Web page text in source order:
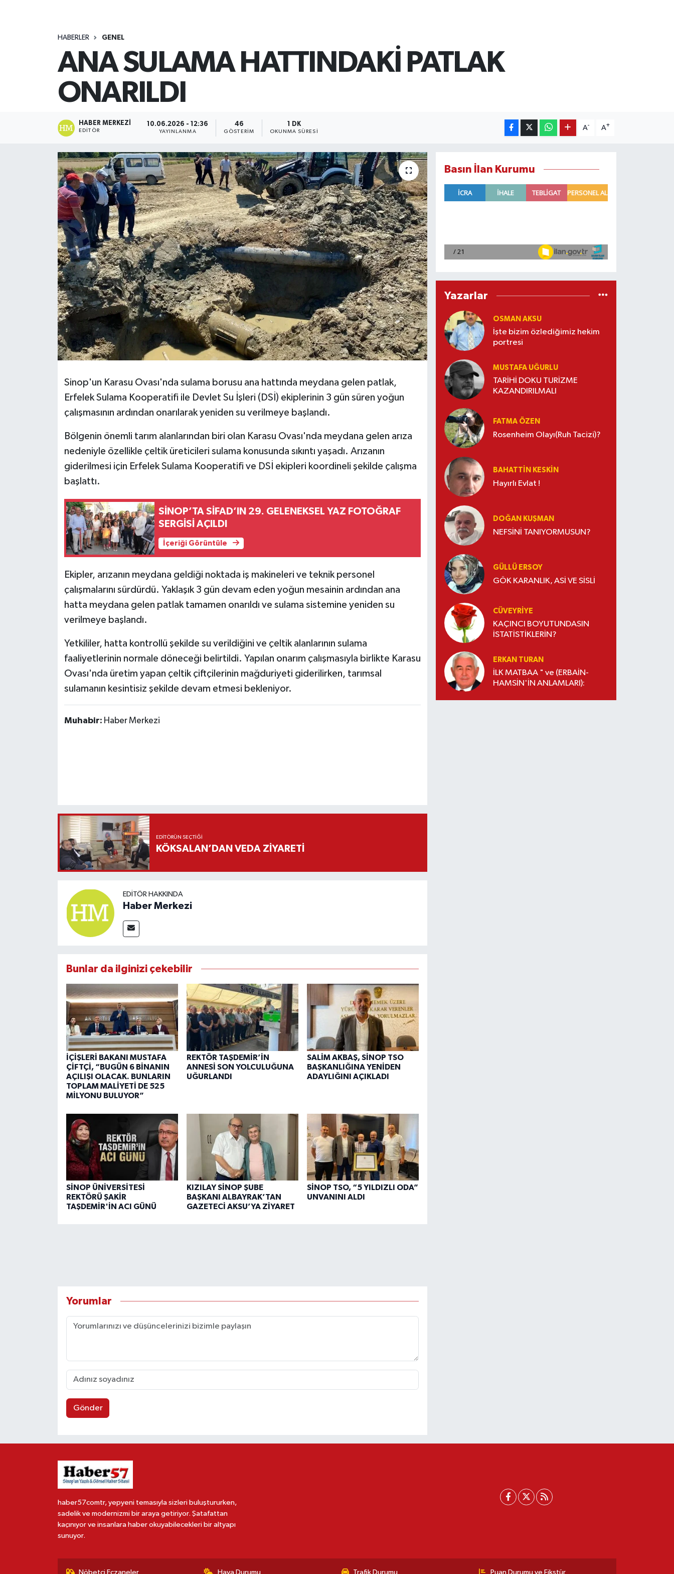
HABERLER GENEL
ANA SULAMA HATTINDAKİ PATLAK
ONARILDI
HABER MERKEZI
EDITÖR
10.06.2026 - 12:36
YAYINLANMA
46
GÖSTERIM
1 DK
OKUNMA SÜRESI
A- A+
Sinop'un Karasu Ovası'nda sulama borusu ana hattında meydana gelen patlak,
Erfelek Sulama Kooperatifi ile Devlet Su İşleri (DSİ) ekiplerinin 3 gün süren yoğun
çalışmasının ardından onarılarak yeniden su verilmeye başlandı.
Bölgenin önemli tarım alanlarından biri olan Karasu Ovası'nda meydana gelen arıza
nedeniyle özellikle çeltik üreticileri sulama konusunda sıkıntı yaşadı. Arızanın
giderilmesi için Erfelek Sulama Kooperatifi ve DSİ ekipleri koordineli şekilde çalışma
başlattı.
SİNOP’TA SİFAD’IN 29. GELENEKSEL YAZ FOTOĞRAF
SERGİSİ AÇILDI
İçeriği Görüntüle
Ekipler, arızanın meydana geldiği noktada iş makineleri ve teknik personel
çalışmalarını sürdürdü. Yaklaşık 3 gün devam eden yoğun mesainin ardından ana
hatta meydana gelen patlak tamamen onarıldı ve sulama sistemine yeniden su
verilmeye başlandı.
Yetkililer, hatta kontrollü şekilde su verildiğini ve çeltik alanlarının sulama
faaliyetlerinin normale döneceği belirtildi. Yapılan onarım çalışmasıyla birlikte Karasu
Ovası'nda üretim yapan çeltik çiftçilerinin mağduriyeti giderilirken, tarımsal
sulamanın kesintisiz şekilde devam etmesi bekleniyor.
Muhabir: Haber Merkezi
EDITÖRÜN SEÇTIĞI
KÖKSALAN’DAN VEDA ZİYARETİ
EDITÖR HAKKINDA
Haber Merkezi
Bunlar da ilginizi çekebilir
İÇİŞLERİ BAKANI MUSTAFA
ÇİFTÇİ, “BUGÜN 6 BİNANIN
AÇILIŞI OLACAK. BUNLARIN
TOPLAM MALİYETİ DE 525
MİLYONU BULUYOR”
REKTÖR TAŞDEMİR’İN
ANNESİ SON YOLCULUĞUNA
UĞURLANDI
SALİM AKBAŞ, SİNOP TSO
BAŞKANLIĞINA YENİDEN
ADAYLIĞINI AÇIKLADI
SİNOP ÜNİVERSİTESİ
REKTÖRÜ ŞAKİR
TAŞDEMİR'İN ACI GÜNÜ
KIZILAY SİNOP ŞUBE
BAŞKANI ALBAYRAK’TAN
GAZETECİ AKSU’YA ZİYARET
SİNOP TSO, “5 YILDIZLI ODA”
UNVANINI ALDI
Yorumlar
Gönder
Basın İlan Kurumu
Yazarlar
OSMAN AKSU
İşte bizim özlediğimiz hekim
portresi
MUSTAFA UĞURLU
TARİHİ DOKU TURİZME
KAZANDIRILMALI
FATMA ÖZEN
Rosenheim Olayı(Ruh Tacizi)?
BAHATTIN KESKİN
Hayırlı Evlat !
DOĞAN KUŞMAN
NEFSİNİ TANIYORMUSUN?
GÜLLÜ ERSOY
GÖK KARANLIK, ASİ VE SİSLİ
CÜVEYRIYE
KAÇINCI BOYUTUNDASIN
İSTATİSTİKLERİN?
ERKAN TURAN
İLK MATBAA " ve (ERBAİN-
HAMSİN'İN ANLAMLARI):
haber57comtr, yepyeni temasıyla sizleri buluştururken,
sadelik ve modernizmi bir araya getiriyor. Şatafattan
kaçınıyor ve insanlara haber okuyabilecekleri bir altyapı
sunuyor.
Nöbetçi Eczaneler Hava Durumu Trafik Durumu Puan Durumu ve Fikstür